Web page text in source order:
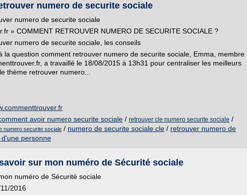
numero de securite sociale
numero de securite sociale
» COMMENT RETROUVER NUMERO DE SECURITE SOCIALE ?
numero de securite sociale, les conseils
la question comment retrouver numero de securite sociale, Emma, membre
a travaillé le 18/08/2015 à 13h31 pour centraliser les meilleurs
thème retrouver numero...
avoir numero securite sociale / retrouver cle numero securite sociale /
numero securite sociale / numero de securite sociale cle / retrouver numero de
personne
sur mon numéro de Sécurité sociale
numéro de Sécurité sociale
2016